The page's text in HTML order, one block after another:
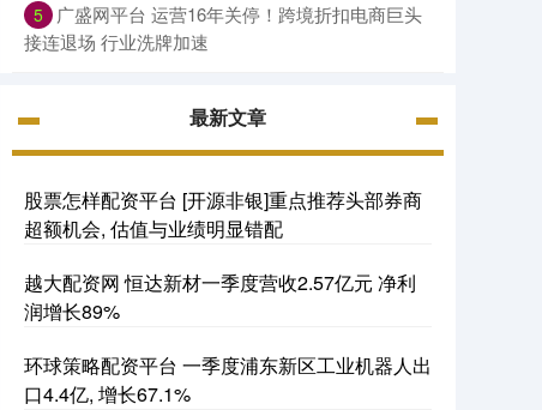
5 广盛网平台 运营16年关停！跨境折扣电商巨头
接连退场 行业洗牌加速
最新文章
股票怎样配资平台 [开源非银]重点推荐头部券商
超额机会, 估值与业绩明显错配
越大配资网 恒达新材一季度营收2.57亿元 净利
润增长89%
环球策略配资平台 一季度浦东新区工业机器人出
口4.4亿, 增长67.1%